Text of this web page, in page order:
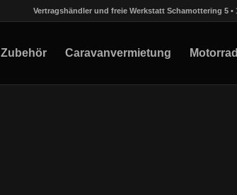
Vertragshändler und freie Werkstatt Schamottering 5 •
Caravanvermietung